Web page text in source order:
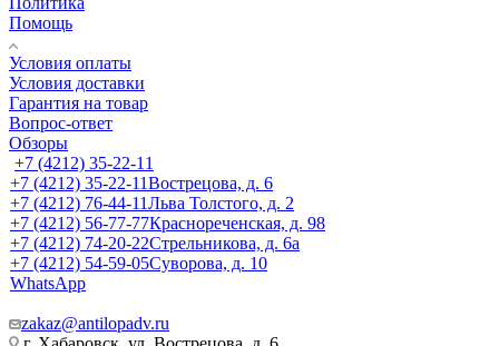
Помощь
Условия оплаты
Условия доставки
Гарантия на товар
Вопрос-ответ
Обзоры
+7 (4212) 35-22-11
+7 (4212) 35-22-11Вострецова, д. 6
+7 (4212) 76-44-11Льва Толстого, д. 2
+7 (4212) 56-77-77Краснореченская, д. 98
+7 (4212) 74-20-22Стрельникова, д. 6а
+7 (4212) 54-59-05Суворова, д. 10
WhatsApp
zakaz@antilopadv.ru